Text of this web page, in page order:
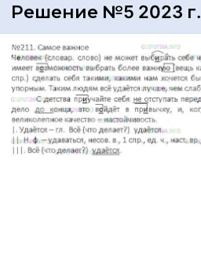
Решение №5 2023 г.